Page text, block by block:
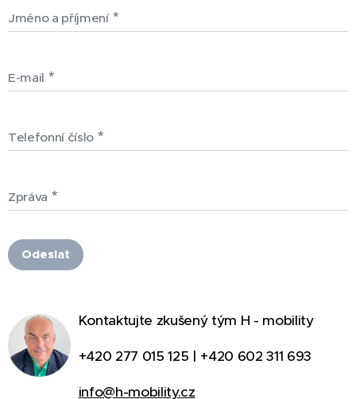
Jméno a příjmení
E-mail
Telefonní číslo
Zpráva
Odeslat
Kontaktujte zkušený tým H - mobility
+420 277 015 125 | +420 602 311 693
info@h-mobility.cz